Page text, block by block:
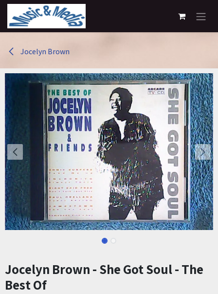
Overslaan naar inhoud
Jocelyn Brown
Jocelyn Brown - She Got Soul - The
Best Of